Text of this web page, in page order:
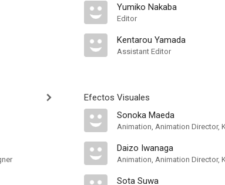
Yumiko Nakaba
Editor
Kentarou Yamada
Assistant Editor
Efectos Visuales
Sonoka Maeda
Animation, Animation Director,
Daizo Iwanaga
Animation, Animation Director,
Sota Suwa